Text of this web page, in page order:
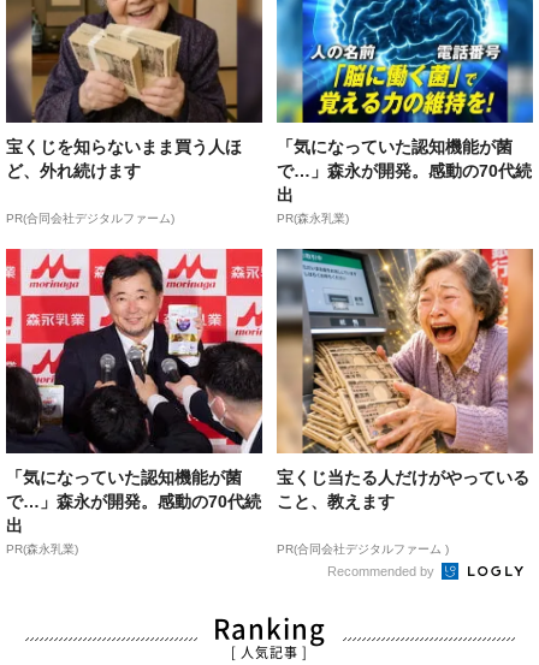
宝くじを知らないまま買う人ほ
ど、外れ続けます
PR(合同会社デジタルファーム)
「気になっていた認知機能が菌
で…」森永が開発。感動の70代続
出
PR(森永乳業)
「気になっていた認知機能が菌
で…」森永が開発。感動の70代続
出
PR(森永乳業)
宝くじ当たる人だけがやっている
こと、教えます
PR(合同会社デジタルファーム )
Recommended by
Ranking
[ 人気記事 ]